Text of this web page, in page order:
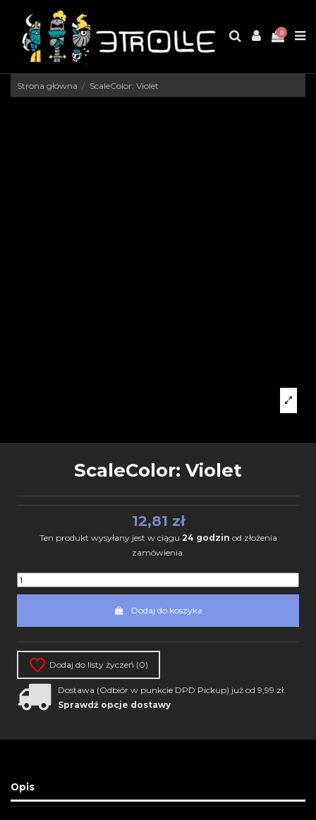
0
Strona główna ScaleColor: Violet
ScaleColor: Violet
12,81 zł
Ten produkt wysyłany jest w ciągu 24 godzin od złożenia
zamówienia.
Dodaj do koszyka
Dodaj do listy życzeń (0)
Dostawa (Odbiór w punkcie DPD Pickup) już od 9,99 zł.
Sprawdź opcje dostawy
Opis